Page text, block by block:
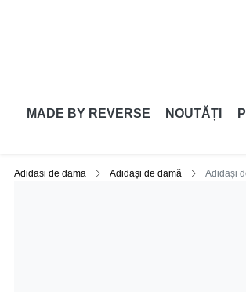
MADE BY REVERSE NOUTĂȚI
Adidasi de dama Adidași de damă Adidași